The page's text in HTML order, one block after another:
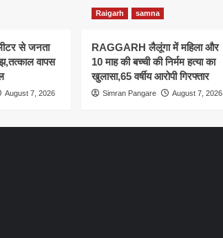
से जनता
वापस
August 7, 2026
Raigarh samna
RAGGARH लैलूंगा में महिला और
10 माह की बच्ची की निर्मम हत्या का
खुलासा,65 वर्षीय आरोपी गिरफ्तार
Simran Pangare August 7, 2026